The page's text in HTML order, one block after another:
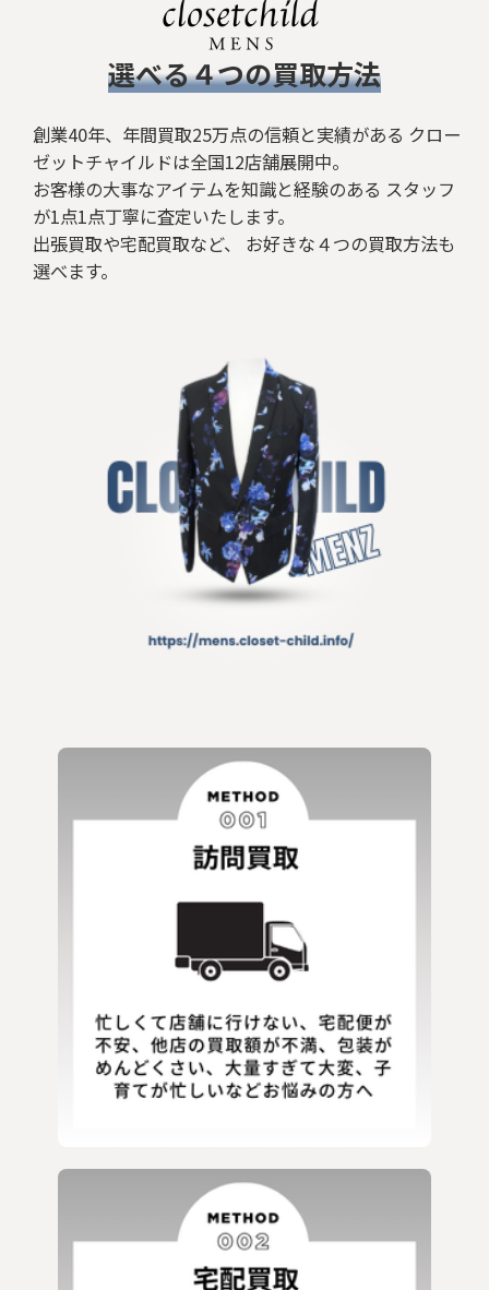
​選べる４つの買取方法
創業40年、年間買取25万点の信頼と実績がある クロー
ゼットチャイルドは全国12店舗展開中。
お客様の大事なアイテムを知識と経験のある スタッフ
が1点1点丁寧に査定いたします。
出張買取や宅配買取など、 お好きな４つの買取方法も
選べます。